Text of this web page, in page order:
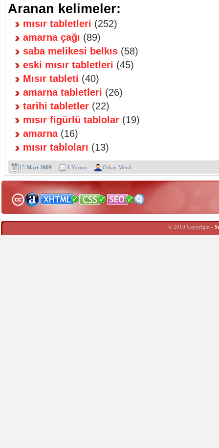
Aranan kelimeler:
mısır tabletleri (252)
amarna çağı (89)
saba melikesi belkıs (58)
eski mısır tabletleri (45)
Mısır tableti (40)
amarna tabletleri (26)
tarihi tabletler (22)
mısır figürlü tablolar (19)
amarna(16)
mısır tabloları (13)
15 Mart 2009 1 Yorum Orhan Meral
© 2010 Copyright -